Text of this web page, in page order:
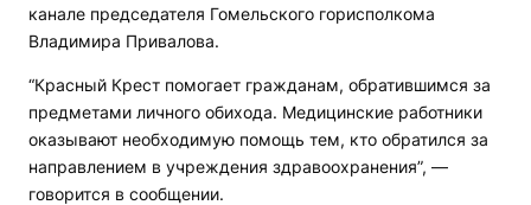
канале председателя Гомельского горисполкома
Владимира Привалова.
“Красный Крест помогает гражданам, обратившимся за
предметами личного обихода. Медицинские работники
оказывают необходимую помощь тем, кто обратился за
направлением в учреждения здравоохранения”, —
говорится в сообщении.